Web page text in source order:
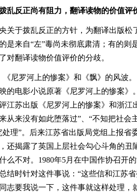
乱反正尚有阻力，翻译读物的价值评
关于拨乱反正的方针，为翻译出版
是来自“左”毒尚未彻底肃清；有的
对翻译读物价值评价的分歧。
《尼罗河上的惨案》和《飘》的风波
的电影小说原著《尼罗河上的惨案》
江苏出版《尼罗河上的惨案》和浙江
从来没有如此堕落过”、“不知把社
处理”。后来江苏省出版局党组上报省
还揭露了英国上层社会勾心斗角的
么不对。1980年5月在中国作协召开
结时针对这件事说：“这些信和江苏
志要我说一下，这件事就这样处理，